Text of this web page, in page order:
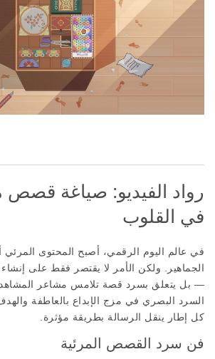
رواد الفيديو: صياغة قصص
في القلوب
في عالم اليوم الرقمي، أصبح المحتوى المرئي
الجماهير. ولكن الأمر لا يقتصر فقط على
— بل يتعلق بسرد قصة تلامس مشاعر
السرد البصري في مزج الإبداع بالعاطفة
كل إطار ينقل الرسالة بطريقة مؤثرة.
فن سرد القصص المرئية